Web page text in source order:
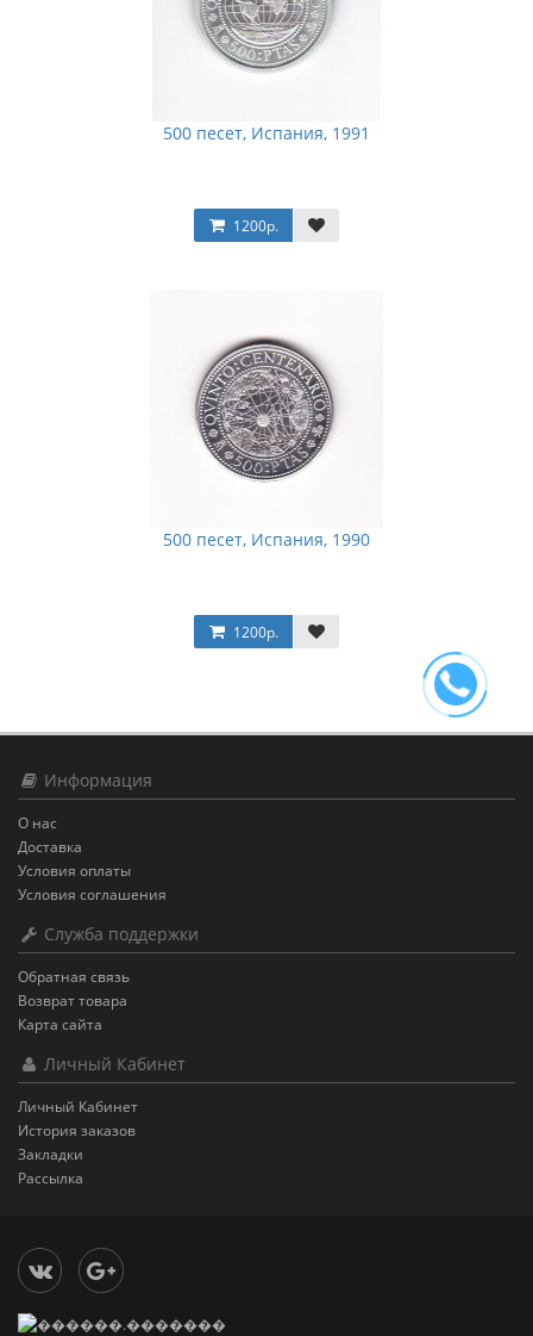
500 песет, Испания, 1991
1200р.
500 песет, Испания, 1990
1200р.
Информация
О нас
Доставка
Условия оплаты
Условия соглашения
Служба поддержки
Обратная связь
Возврат товара
Карта сайта
Личный Кабинет
Личный Кабинет
История заказов
Закладки
Рассылка